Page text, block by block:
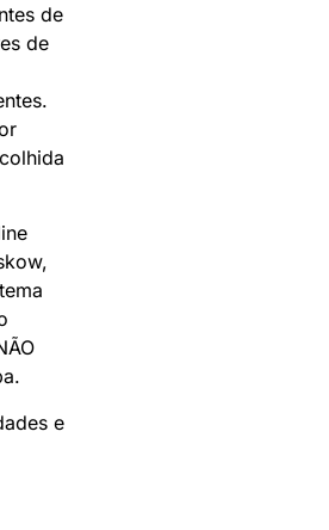
de
de
e